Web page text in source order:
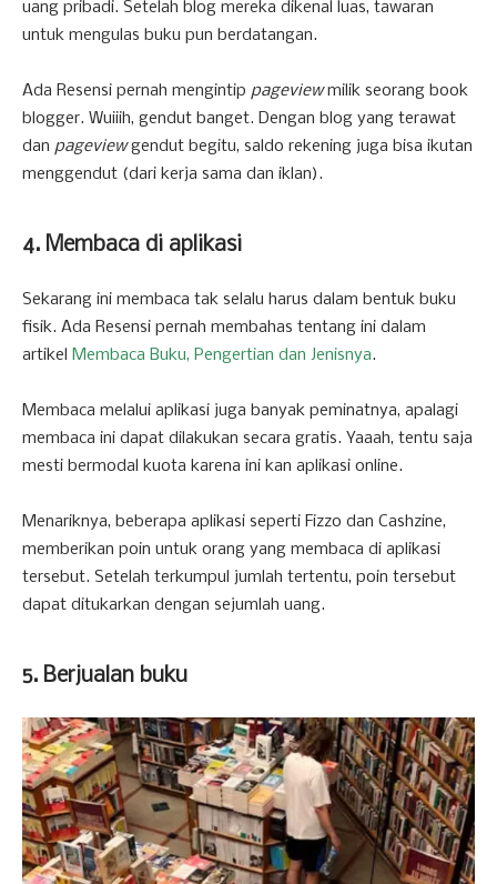
uang pribadi. Setelah blog mereka dikenal luas, tawaran
untuk mengulas buku pun berdatangan.
Ada Resensi pernah mengintip pageviewmilik seorang book
blogger. Wuiiih, gendut banget. Dengan blog yang terawat
dan pageviewgendut begitu, saldo rekening juga bisa ikutan
menggendut (dari kerja sama dan iklan).
4. Membaca di aplikasi
Sekarang ini membaca tak selalu harus dalam bentuk buku
fisik. Ada Resensi pernah membahas tentang ini dalam
artikel
Membaca Buku, Pengertian dan Jenisnya.
Membaca melalui aplikasi juga banyak peminatnya, apalagi
membaca ini dapat dilakukan secara gratis. Yaaah, tentu saja
mesti bermodal kuota karena ini kan aplikasi online.
Menariknya, beberapa aplikasi seperti Fizzo dan Cashzine,
memberikan poin untuk orang yang membaca di aplikasi
tersebut. Setelah terkumpul jumlah tertentu, poin tersebut
dapat ditukarkan dengan sejumlah uang.
5. Berjualan buku